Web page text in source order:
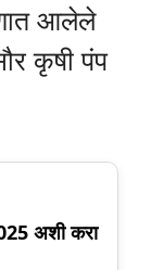
आलेले
कृषी पंप
अशी करा